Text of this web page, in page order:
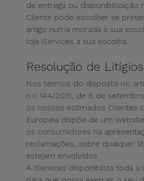
de entrega ou disponibilização
Cliente pode escolher se
artigo numa morada à sua
loja iServices à sua escolha.
Resolução de Litígios
Nos termos do disposto no
n.o 144/2015, de 8 de
os nossos estimados Clientes
Europeia dispõe de um
os consumidores na
reclamações, sobre qualquer
estejam envolvidos.
A iServices disponibiliza toda a